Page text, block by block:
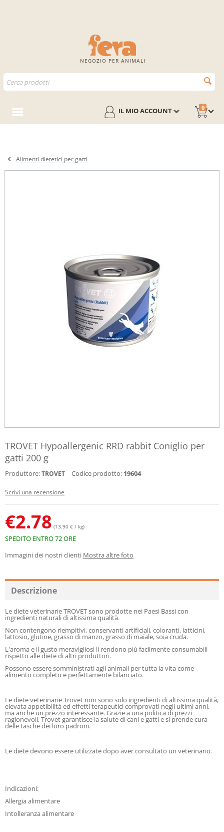
NEGOZIO PER ANIMALI
0
IL MIO ACCOUNT
Alimenti dietetici per gatti
TROVET Hypoallergenic RRD rabbit Coniglio per
gatti 200 g
Produttore:TROVET Codice prodotto: 19604
Scrivi una recensione
€2.78 (13.90 € / kg)
SPEDITO ENTRO 72 ORE
Immagini dei nostri clienti Mostra altre foto
Descrizione
Le diete veterinarie TROVET sono prodotte nei Paesi Bassi con
ingredienti naturali di altissima qualità.
Non contengono riempitivi, conservanti artificiali, coloranti, latticini,
lattosio, glutine, grasso di manzo, grasso di maiale, soia cruda.
L'aroma e il gusto meravigliosi li rendono più facilmente consumabili
rispetto alle diete di altri produttori.
Possono essere somministrati agli animali per tutta la vita come
alimento completo e perfettamente bilanciato.
Le diete veterinarie Trovet non sono solo ingredienti di altissima qualità,
elevata appetibilità ed effetti terapeutici comprovati negli ultimi anni,
ma anche un prezzo interessante. Grazie a una politica di prezzi
ragionevoli, Trovet garantisce la salute di cani e gatti e si prende cura
delle tasche dei loro padroni.
Le diete devono essere utilizzate dopo aver consultato un veterinario.
Indicazioni:
Allergia alimentare
Intolleranza alimentare